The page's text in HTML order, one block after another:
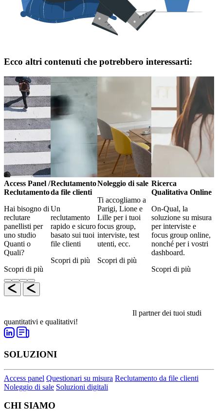
Ecco altri contenuti che potrebbero interessarti:
Access Panel /
Reclutamento
Hai bisogno di
reclutare
panellisti per
uno studio
Quanti o
Quali?
Scopri di più
Reclutamento
da file clienti
Un
reclutamento
rapido e sicuro
basato sui tuoi
file clienti
Scopri di più
Noleggio di sale
Ti accogliamo a
Parigi, Lione e
Lille per i tuoi
focus group,
interviste, test
utenti, ecc.
Scopri di più
Ricerca
Qualitativa Online
On-Qual, la
soluzione su misura
per interviste e
focus group online,
nonché per i vostri
dashboard.
Scopri di più
Il partner dei tuoi studi
quantitativi e qualitativi!
SOLUZIONI
Access panel Questionari su misura Reclutamento da file clienti
Noleggio di sale Soluzioni digitali
CHI SIAMO